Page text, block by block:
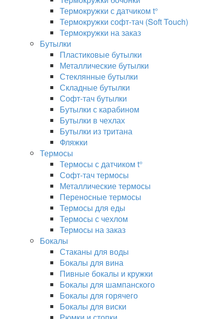
Термокружки с датчиком t°
Термокружки софт-тач (Soft Touch)
Термокружки на заказ
Бутылки
Пластиковые бутылки
Металлические бутылки
Стеклянные бутылки
Складные бутылки
Софт-тач бутылки
Бутылки с карабином
Бутылки в чехлах
Бутылки из тритана
Фляжки
Термосы
Термосы с датчиком t°
Софт-тач термосы
Металлические термосы
Переносные термосы
Термосы для еды
Термосы с чехлом
Термосы на заказ
Бокалы
Стаканы для воды
Бокалы для вина
Пивные бокалы и кружки
Бокалы для шампанского
Бокалы для горячего
Бокалы для виски